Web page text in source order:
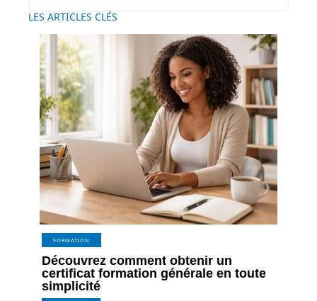
LES ARTICLES CLÉS
FORMATION
Découvrez comment obtenir un
certificat formation générale en toute
simplicité